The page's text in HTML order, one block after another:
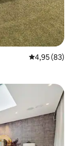
Note
4,95 (83)